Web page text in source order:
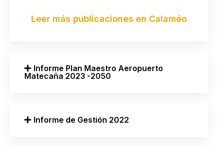
Leer más publicaciones en Calaméo
Informe Plan Maestro Aeropuerto
Matecaña 2023 -2050
Informe de Gestión 2022